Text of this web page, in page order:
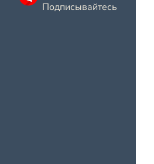
Подписывайтесь